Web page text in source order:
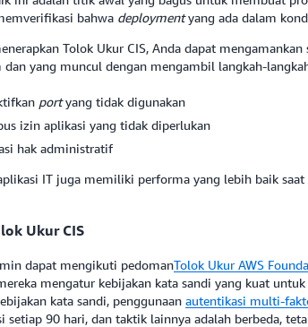
bahwa deploymentyang ada dalam
Tolok Ukur CIS, Anda dapat
yang muncul dengan mengambil langkah-
portyang tidak digunakan
izin aplikasi yang tidak diperlukan
hak administratif
IT juga memiliki performa yang lebih baik
Ukur CIS
dapat mengikuti pedomanTolok Ukur AWS
mengatur kebijakan kata sandi yang kuat untuk
kata sandi, penggunaan autentikasi multi-
setiap 90 hari, dan taktik lainnya adalah berbeda,